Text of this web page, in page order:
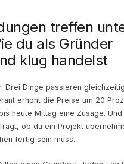
treffen
du als Gründer
klug handelst
Drei Dinge passieren
erhoht die Preise um 20
heute Mittag eine Zusage. Und
ob du ein Projekt
fertig sein muss.